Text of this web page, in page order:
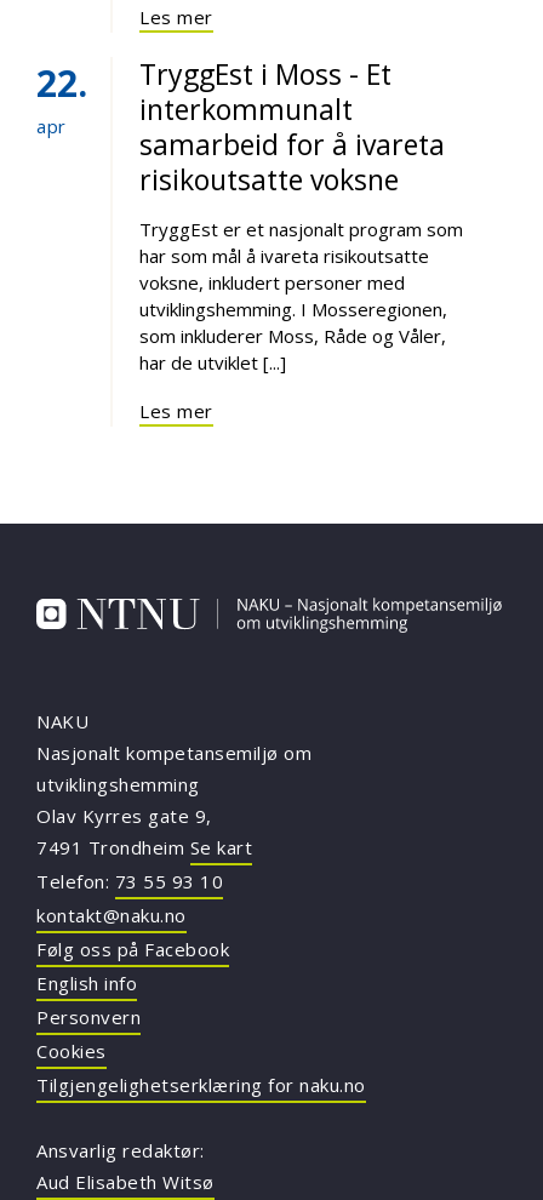
Les mer
22
apr
TryggEst i Moss - Et
interkommunalt
samarbeid for å ivareta
risikoutsatte voksne
TryggEst er et nasjonalt program som
har som mål å ivareta risikoutsatte
voksne, inkludert personer med
utviklingshemming. I Mosseregionen,
som inkluderer Moss, Råde og Våler,
har de utviklet [...]
Les mer
NAKU
Nasjonalt kompetansemiljø om
utviklingshemming
Olav Kyrres gate 9,
7491 Trondheim Se kart
Telefon: 73 55 93 10
kontakt@naku.no
Følg oss på Facebook
English info
Personvern
Cookies
Tilgjengelighetserklæring for naku.no
Ansvarlig redaktør:
Aud Elisabeth Witsø